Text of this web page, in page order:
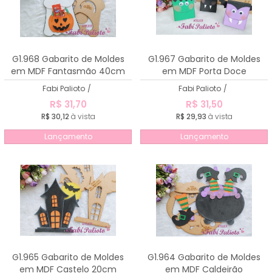
G1.968 Gabarito de Moldes
em MDF Fantasmão 40cm
Fabi Palioto /
R$ 31,70
R$ 30,12 à vista
Lançamento
G1.967 Gabarito de Moldes
em MDF Porta Doce
Halloween
Fabi Palioto /
R$ 31,50
R$ 29,93 à vista
Lançamento
G1.965 Gabarito de Moldes
em MDF Castelo 20cm
G1.964 Gabarito de Moldes
em MDF Caldeirão